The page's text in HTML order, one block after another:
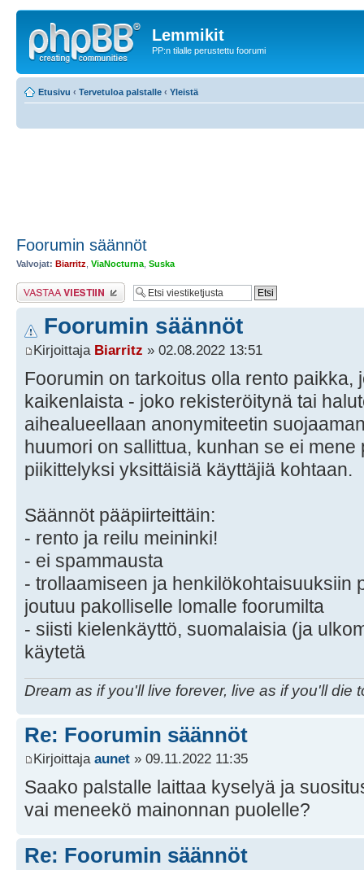
Lemmikit
PP:n tilalle perustettu foorumi
Etusivu ‹ Tervetuloa palstalle ‹ Yleistä
Foorumin säännöt
Valvojat: Biarritz ViaNocturna Suska
Lähetä vastaus
Foorumin säännöt
Kirjoittaja Biarritz » 02.08.2022 13:51
Foorumin on tarkoitus olla rento paikka,
kaikenlaista - joko rekisteröitynä tai
aihealueellaan anonymiteetin
huumori on sallittua, kunhan se ei
piikittelyksi yksittäisiä käyttäjiä kohtaan.
Säännöt pääpiirteittäin:
- rento ja reilu meininki!
- ei spammausta
- trollaamiseen ja henkilökohtaisuuksiin
joutuu pakolliselle lomalle foorumilta
- siisti kielenkäyttö, suomalaisia (ja
käytetä
Dream as if you'll live forever, live as if you'll die
Re: Foorumin säännöt
Kirjoittaja aunet » 09.11.2022 11:35
Saako palstalle laittaa kyselyä ja
vai meneekö mainonnan puolelle?
Re: Foorumin säännöt